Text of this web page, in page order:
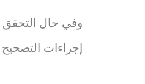
وفي حال التحقق
إجراءات التصحيح خلال مدة أقصاها